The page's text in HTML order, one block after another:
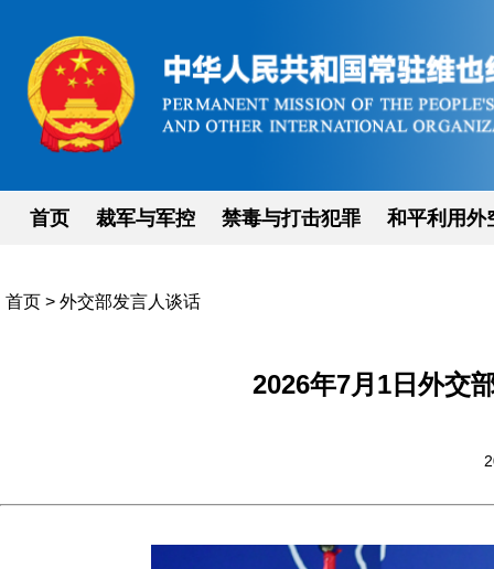
首页 裁军与军控 禁毒与打击犯罪 和平利用外
首页 > 外交部发言人谈话
2026年7月1日外交